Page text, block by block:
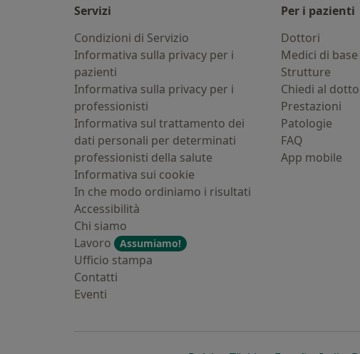
Servizi
Condizioni di Servizio
Informativa sulla privacy per i
pazienti
Informativa sulla privacy per i
professionisti
Informativa sul trattamento dei
dati personali per determinati
professionisti della salute
Informativa sui cookie
In che modo ordiniamo i risultati
Accessibilità
Chi siamo
Lavoro
Assumiamo!
Ufficio stampa
Contatti
Eventi
Per i pazienti
Dottori
Medici di base
Strutture
Chiedi al
Prestazioni
Patologie
FAQ
App mobile